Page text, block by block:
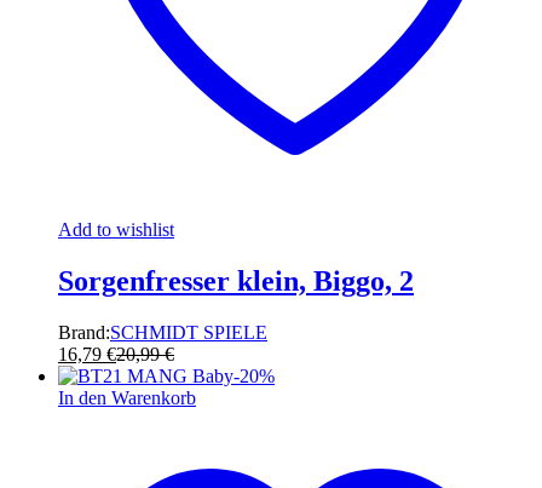
Add to wishlist
Sorgenfresser klein, Biggo, 2
Brand:SCHMIDT SPIELE
16,79 €20,99€
-20%
In den Warenkorb